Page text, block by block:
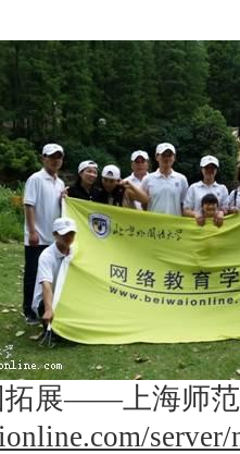
拓展——上海师